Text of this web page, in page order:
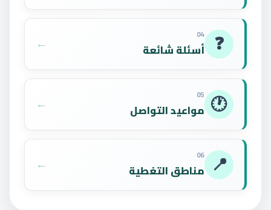
❓
04
أسئلة شائعة ←
🕐
05
مواعيد التواصل ←
📍
06
مناطق التغطية ←